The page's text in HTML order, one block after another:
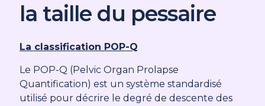
la taille du pessaire
La classification POP-Q
Le POP-Q (Pelvic Organ Prolapse
Quantification) est un système standardisé
utilisé pour décrire le degré de descente des